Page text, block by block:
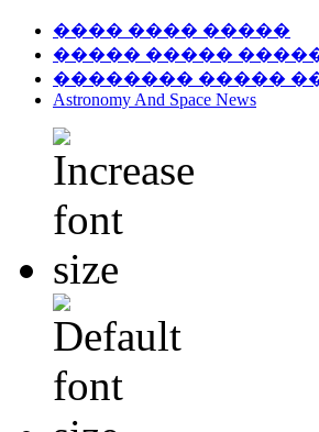
���� ���� �����
����� �����
�������� �����
Astronomy And Space News